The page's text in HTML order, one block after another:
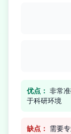
优点： 非常
于科研环境
缺点： 需要